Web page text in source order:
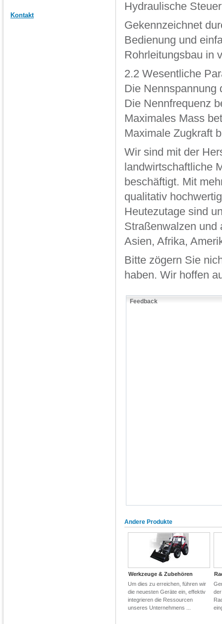
Hydraulische
Gekennzeichnet
Bedienung und
Rohrleitungsbau in
2.2 Wesentliche
Die Nennspannung
Die Nennfrequenz
Maximales Mass
Maximale Zugkraft
Wir sind mit der
landwirtschaftliche
beschäftigt. Mit
qualitativ
Heutezutage sind
Straßenwalzen und
Asien, Afrika,
Bitte zögern Sie
haben. Wir hoffen
Feedback
Andere Produkte
Werkzeuge & Zubehören
Um dies zu erreichen, führen wir
die neuesten Geräte ein, effektiv
integrieren die Ressourcen
unseres Unternehmens ...
Kontakt